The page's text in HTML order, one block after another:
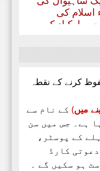
کی
نے حیی علی
کرنے کے نقطہ
میں) کے نام سے
ہے۔ جس میں سن
کے پوسٹر،
دعوتی کارڈ
ہو سکیں گے ۔